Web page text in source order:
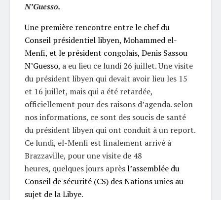
N’Guesso.
Une première rencontre entre le chef du
Conseil présidentiel libyen, Mohammed el-
Menfi, et le président congolais, Denis Sassou
N’Guesso, a eu lieu ce lundi 26 juillet. Une visite
du président libyen qui devait avoir lieu les 15
et 16 juillet, mais qui a été retardée,
officiellement pour des raisons d’agenda. selon
nos informations, ce sont des soucis de santé
du président libyen qui ont conduit à un report.
Ce lundi, el-Menfi est finalement arrivé à
Brazzaville, pour une visite de 48
heures, quelques jours aprèsl’assemblée du
Conseil de sécurité (CS) des Nations unies au
sujet de la Libye.